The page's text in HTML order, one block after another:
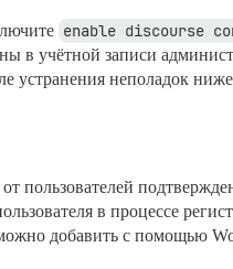
enable discourse
в учётной записи
устранения неполадок
пользователей
в процессе
добавить с помощью